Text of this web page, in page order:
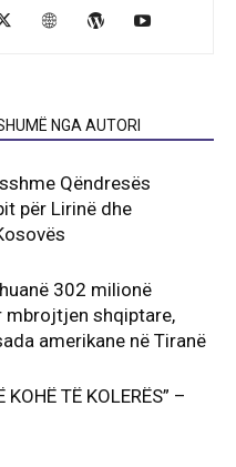
NGA AUTORI
Qëndresës
për Lirinë dhe
302 milionë
mbrojtjen shqiptare,
amerikane në Tiranë
KOHË TË KOLERËS” –